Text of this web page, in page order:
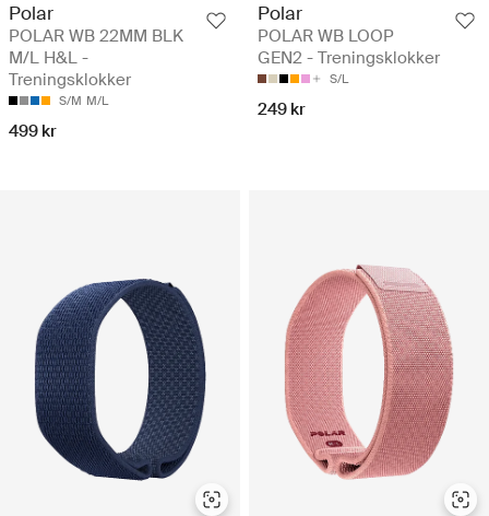
Polar
POLAR WB 22MM BLK
M/L H&L -
Treningsklokker
S/M M/L
499 kr
Polar
POLAR WB LOOP
GEN2 - Treningsklokker
S/L
249 kr